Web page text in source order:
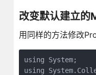
改变默认建立的
用同样的方法修改
using System;
using